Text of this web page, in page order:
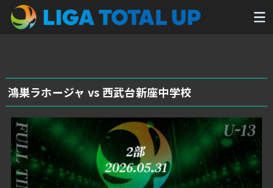
鴻巣ラホージャ vs 西武台新座中学校